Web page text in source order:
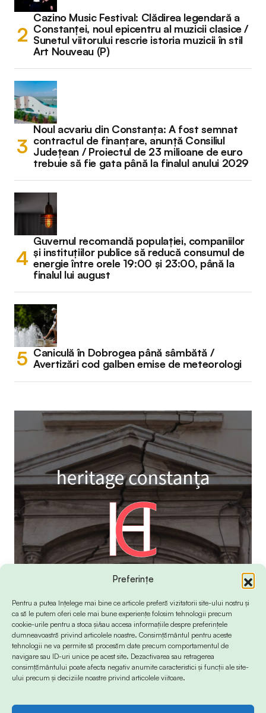
Preferințe
Pentru a putea înțelege mai bine ce articole preferă vizitatorii site-ului nostru și
ca să le putem oferi cele mai bune experiențe folosim tehnologii precum
cookie-urile pentru a stoca și/sau accesa informațiile despre preferințele
dumneavoastră privind articolele noastre. Consimțământul pentru aceste
tehnologii ne va permite să procesăm date precum comportamentul de
navigare sau ID-uri unice pe acest site. Dezactivarea sau retragerea
consimțământului poate afecta negativ anumite caracteristici și funcții ale site-
ului precum și deciziile noastre privind articolele viitoare.
Cazino Music Festival: Clădirea legendară a
Constanței, noul epicentru al muzicii clasice /
Sunetul viitorului rescrie istoria muzicii în stil
Art Nouveau (P)
Noul acvariu din Constanța: A fost semnat
contractul de finanțare, anunță Consiliul
Județean / Proiectul de 23 milioane de euro
trebuie să fie gata până la finalul anului 2029
Guvernul recomandă populației, companiilor
și instituțiilor publice să reducă consumul de
energie între orele 19:00 și 23:00, până la
finalul lui august
Caniculă în Dobrogea până sâmbătă /
Avertizări cod galben emise de meteorologi